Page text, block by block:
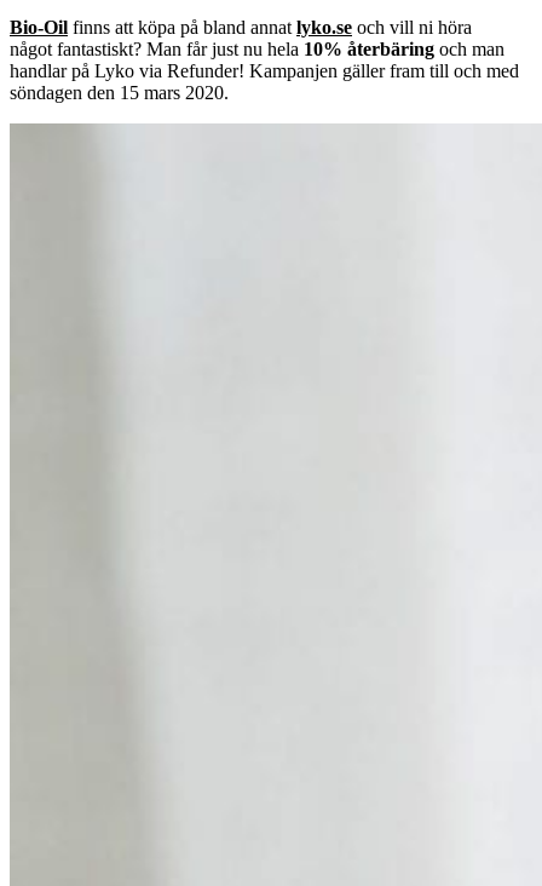
Bio-Oil finns att köpa på bland annatlyko.se och vill ni höra
någotfantastiskt? Man får just nu hela 10% återbäring och man
handlar på Lyko via Refunder! Kampanjen gäller fram till och med
söndagen den 15 mars 2020.